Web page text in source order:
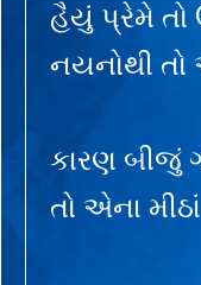
હૈયું પ્રેમે તો
નયનોથી તો
કારણ બીજું
તો એના